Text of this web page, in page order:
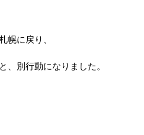
幌に戻り、
、別行動になりました。